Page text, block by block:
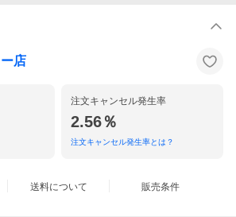
店
注文キャンセル発生率
2.56％
注文キャンセル発生率とは？
送料について 販売条件